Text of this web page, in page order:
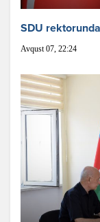
SDU
Avqust 07, 22:24